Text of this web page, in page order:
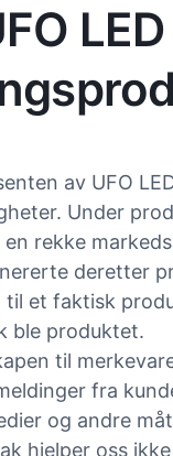
av UFO
Under
rekke
deretter
til et faktisk
ble produktet.
til
fra
og andre
hjelper oss